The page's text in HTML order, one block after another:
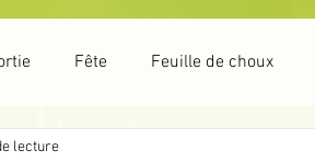
Fête Feuille de choux
et astuces
lecture